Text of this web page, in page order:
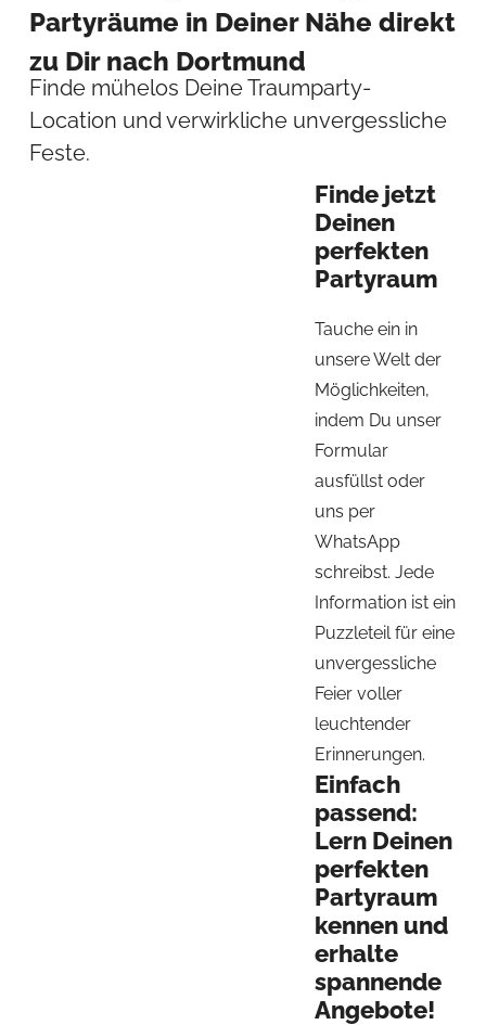
Partyräume in Deiner Nähe direkt
zu Dir nach Dortmund
Finde mühelos Deine Traumparty-
Location und verwirkliche unvergessliche
Feste.
Finde jetzt
Deinen
perfekten
Partyraum​​​
Tauche ein in
unsere Welt der
Möglichkeiten,
indem Du unser
Formular
ausfüllst oder
uns per
WhatsApp
schreibst. Jede
Information ist ein
Puzzleteil für eine
unvergessliche
Feier voller
leuchtender
Erinnerungen.
Einfach
passend:
Lern Deinen
perfekten
Partyraum
kennen und
erhalte
spannende
Angebote!